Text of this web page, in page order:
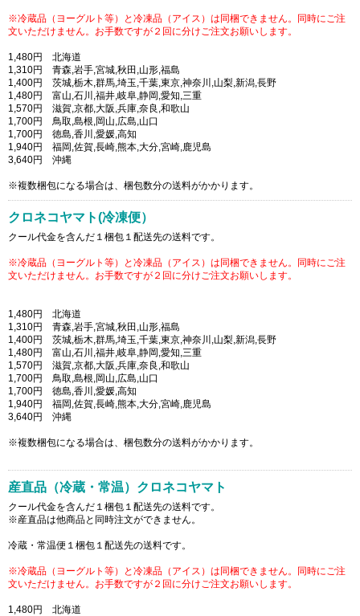
※冷蔵品（ヨーグルト等）と冷凍品（アイス）は同梱できません。同時にご注
文いただけません。お手数ですが２回に分けご注文お願いします。
1,480円 北海道
1,310円 青森,岩手,宮城,秋田,山形,福島
1,400円 茨城,栃木,群馬,埼玉,千葉,東京,神奈川,山梨,新潟,長野
1,480円 富山,石川,福井,岐阜,静岡,愛知,三重
1,570円 滋賀,京都,大阪,兵庫,奈良,和歌山
1,700円 鳥取,島根,岡山,広島,山口
1,700円 徳島,香川,愛媛,高知
1,940円 福岡,佐賀,長崎,熊本,大分,宮崎,鹿児島
3,640円 沖縄
※複数梱包になる場合は、梱包数分の送料がかかります。
クロネコヤマト(冷凍便）
クール代金を含んだ１梱包１配送先の送料です。
※冷蔵品（ヨーグルト等）と冷凍品（アイス）は同梱できません。同時にご注
文いただけません。お手数ですが２回に分けご注文お願いします。
1,480円 北海道
1,310円 青森,岩手,宮城,秋田,山形,福島
1,400円 茨城,栃木,群馬,埼玉,千葉,東京,神奈川,山梨,新潟,長野
1,480円 富山,石川,福井,岐阜,静岡,愛知,三重
1,570円 滋賀,京都,大阪,兵庫,奈良,和歌山
1,700円 鳥取,島根,岡山,広島,山口
1,700円 徳島,香川,愛媛,高知
1,940円 福岡,佐賀,長崎,熊本,大分,宮崎,鹿児島
3,640円 沖縄
※複数梱包になる場合は、梱包数分の送料がかかります。
産直品（冷蔵・常温）クロネコヤマト
クール代金を含んだ１梱包１配送先の送料です。
※産直品は他商品と同時注文ができません。
冷蔵・常温便１梱包１配送先の送料です。
※冷蔵品（ヨーグルト等）と冷凍品（アイス）は同梱できません。同時にご注
文いただけません。お手数ですが２回に分けご注文お願いします。
1,480円 北海道